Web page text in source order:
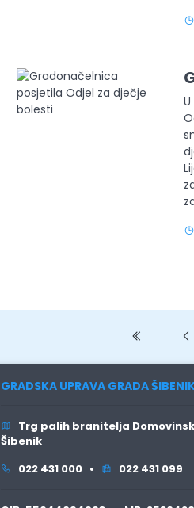
Previous
GRADSKA UPRAVA GRADA
Trg palih branitelja
Šibenik
022 431 000 •
022 431 099